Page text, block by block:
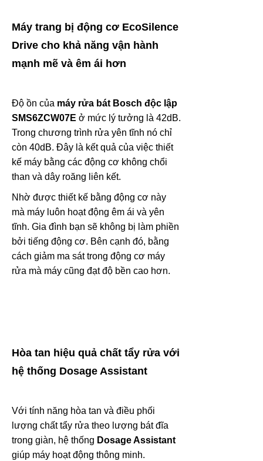
Máy trang bị động cơ EcoSilence
Drive cho khả năng vận hành
mạnh mẽ và êm ái hơn
Độ ồn của máy rửa bát Bosch độc lập
SMS6ZCW07E ở mức lý tưởng là 42dB.
Trong chương trình rửa yên tĩnh nó chỉ
còn 40dB. Đây là kết quả của việc thiết
kế máy bằng các động cơ không chổi
than và dây roăng liên kết.
Nhờ được thiết kế bằng động cơ này
mà máy luôn hoạt động êm ái và yên
tĩnh. Gia đình bạn sẽ không bị làm phiền
bởi tiếng động cơ. Bên cạnh đó, bằng
cách giảm ma sát trong động cơ máy
rửa mà máy cũng đạt độ bền cao hơn.
Hòa tan hiệu quả chất tẩy rửa với
hệ thống Dosage Assistant
Với tính năng hòa tan và điều phối
lượng chất tẩy rửa theo lượng bát đĩa
trong giàn, hệ thống Dosage Assistant
giúp máy hoạt động thông minh.